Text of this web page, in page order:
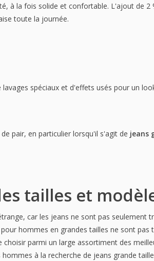
à la fois solide et confortable. L'ajout de 2
toute la journée.
spéciaux et d'effets usés pour un
pair, en particulier lorsqu'il s'agit de jeans
tailles et
car les jeans ne sont pas seulement
hommes en grandes tailles ne sont
parmi un large assortiment des
à la recherche de jeans grande